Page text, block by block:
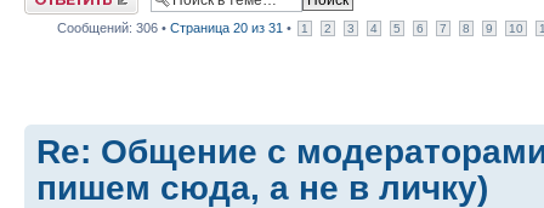
Сообщений: 306 • Страница 20 из 31 • 1 2 3 4 5 6 7 8 9 10
Re: Общение с
пишем сюда, а не в личку)